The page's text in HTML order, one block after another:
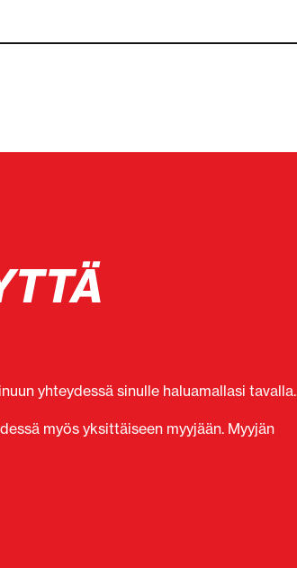
yhteydessä sinulle haluamallasi tavalla.
myös yksittäiseen myyjään. Myyjän